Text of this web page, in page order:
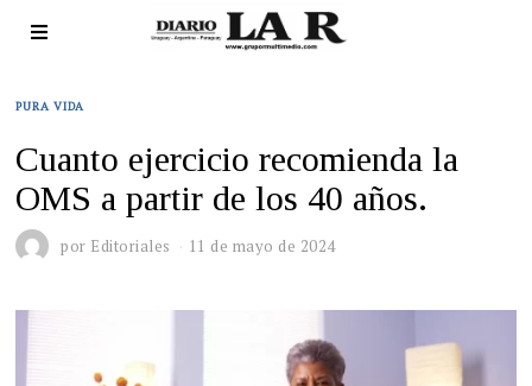
PURA VIDA
Cuanto ejercicio recomienda la
OMS a partir de los 40 años.
por Editoriales 11 de mayo de 2024